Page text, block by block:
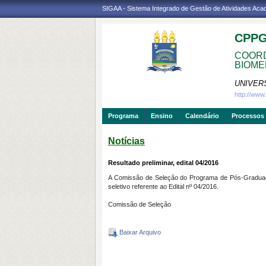
SIGAA - Sistema Integrado de Gestão de Atividades
http://
Programa Ensino Calendário Processos
Notícias
Resultado preliminar, edital 04/2016
A Comissão de Seleção do Programa de Pós-
seletivo referente ao Edital nº 04/2016.
Comissão de Seleção
Baixar Arquivo